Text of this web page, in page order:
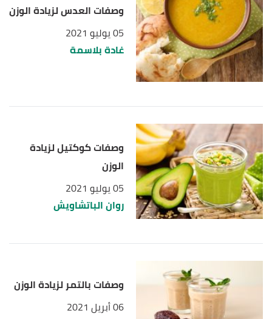
وصفات العدس لزيادة الوزن
05 يوليو 2021
غادة بلاسمة
وصفات كوكتيل لزيادة
الوزن
05 يوليو 2021
روان الباتشاويش
وصفات بالتمر لزيادة الوزن
06 أبريل 2021